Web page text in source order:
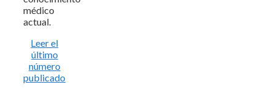
médico
actual.
Leer el
último
número
publicado